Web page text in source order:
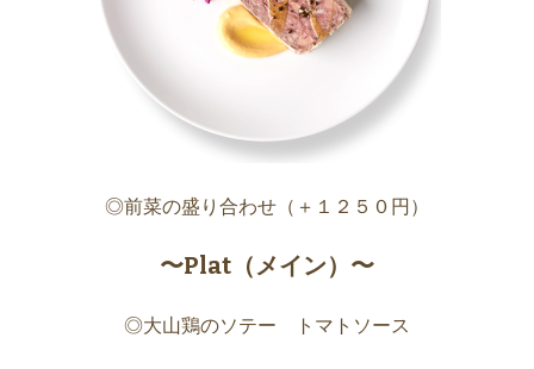
◎前菜の盛り合わせ（＋１２５０円）
〜Plat（メイン）〜
◎大山鶏のソテー トマトソース